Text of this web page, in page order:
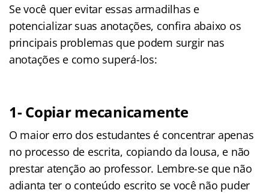
Se você quer evitar essas armadilhas e
potencializar suas anotações, confira abaixo os
principais problemas que podem surgir nas
anotações e como superá-los:
1- Copiar mecanicamente
O maior erro dos estudantes é concentrar apenas
no processo de escrita, copiando da lousa, e não
prestar atenção ao professor. Lembre-se que não
adianta ter o conteúdo escrito se você não puder